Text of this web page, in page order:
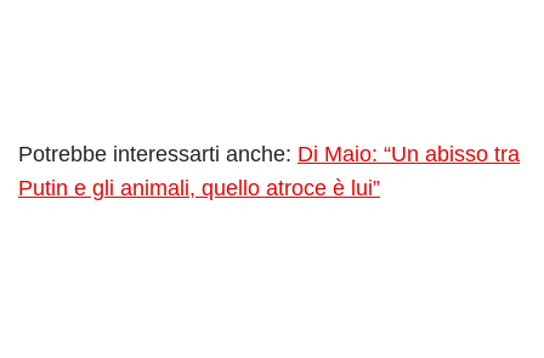
Potrebbe interessarti anche: Di Maio: “Un abisso tra
Putin e gli animali, quello atroce è lui”